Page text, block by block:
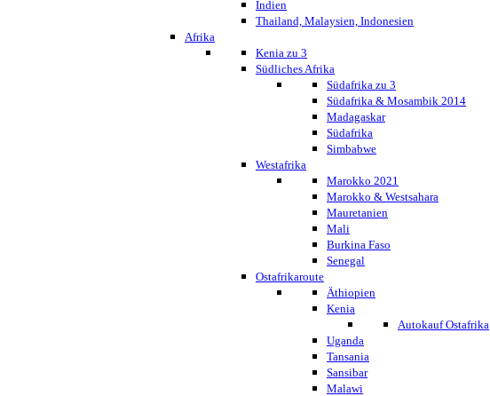
Indien
Thailand, Malaysien, Indonesien
Afrika
Kenia zu 3
Südliches Afrika
Südafrika zu 3
Südafrika & Mosambik 2014
Madagaskar
Südafrika
Simbabwe
Westafrika
Marokko 2021
Marokko & Westsahara
Mauretanien
Mali
Burkina Faso
Senegal
Ostafrikaroute
Äthiopien
Kenia
Autokauf Ostafrika
Uganda
Tansania
Sansibar
Malawi